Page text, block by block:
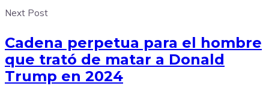
Next Post
Cadena perpetua para el hombre
que trató de matar a Donald
Trump en 2024